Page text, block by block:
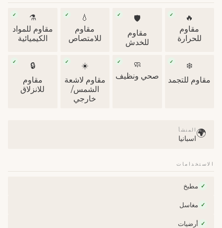
🔥
✓
مقاوم
للحرارة
🛡
✓
مقاوم
للخدش
💧
✓
مقاوم
للامتصاص
⚗️
✓
مقاوم للمواد
الكيميائية
❄️
✓
مقاوم للتجمد
🧼
✓
صحي ونظيف
☀️
✓
مقاوم لاشعة
الشمس/
خارجي
🔒
✓
مقاوم
للانزلاق
🌍 المنشأ
اسبانيا
الاستخدامات
✓ مطبخ
✓ مغاسل
✓ أرضيات